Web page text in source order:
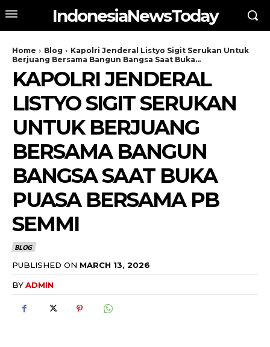
IndonesiaNewsToday
Home Blog
Kapolri Jenderal Listyo Sigit Serukan Untuk
Berjuang Bersama Bangun Bangsa Saat Buka...
KAPOLRI JENDERAL
LISTYO SIGIT SERUKAN
UNTUK BERJUANG
BERSAMA BANGUN
BANGSA SAAT BUKA
PUASA BERSAMA PB
SEMMI
BLOG
PUBLISHED ON MARCH 13, 2026
BYADMIN